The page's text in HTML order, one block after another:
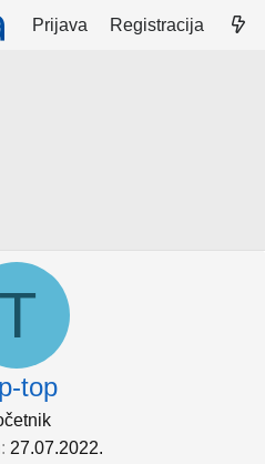
Prijava Registracija
T
top
27.07.2022.